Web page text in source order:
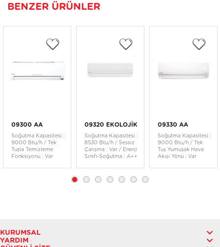
BENZER ÜRÜNLER
09300 AA
Soğutma Kapasitesi :
9000 Btu/h / Tek
Tuşla Temizleme
Fonksiyonu : Var
09320 EKOLOJİK
Soğutma Kapasitesi :
8530 Btu/h / Sessiz
Çalışma : Var / Enerji
Sınıfı-Soğutma : A++
09330 AA
Soğutma Kapasitesi :
9000 Btu/h / Tek
Tuş Yumuşak Hava
Akışı Yönü : Var
KURUMSAL
YARDIM